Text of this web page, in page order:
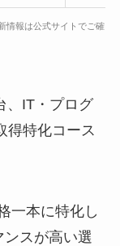
情報は公式サイトでご確
、IT・プログ
得特化コース
一本に特化し
スが高い選